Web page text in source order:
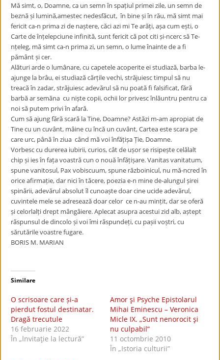
Mă simt, o, Doamne, ca un semn în spațiul primei zile, un semn de
beznă și lumină,amestec nedesfăcut, în bine și în rău, mă simt mai
fericit ca-n prima zi de naștere, căci azi mi Te arăți, așa cum ești, o
Carte de înțelepciune infinită, sunt fericit că pot citi și-ncerc să Te-
nțeleg, mă simt ca-n prima zi, un semn, o lume înainte de a fi
pământ și cer.
Alături arde o lumânare, cu capetele acoperite ei studiază, barba le-
ajunge la brâu, ei studiază cărțile vechi, străjuiesc timpul să nu
treacă în zadar, străjuiesc adevărul să nu poată fi falsificat, fără
barbă ar semăna cu niște copii, ochii lor privesc înlăuntru pentru ca
noi să putem privi în afară.
Cum să ajung fără scară la Tine, Doamne? Astăzi m-am apropiat de
Tine cu un cuvânt, mâine cu încă un cuvânt, Cartea este scara pe
care urc, până în ziua când mă voi înfățișa Ție, Doamne.
Vorbesc cu durerea iubirii, curios, cât de ușor se risipește celălalt
chip și ies în fața voastră cun o nouă înfățișare. Vanitas vanitatum,
spune vanitosul, Pax vobiscuum, spune războinicul, nu mă-ncred în
orice afirmație, dar nici în tăcere, poezia e-n mine de-alungul șirei
spinării, adevărul absolut îl cunoaște doar cine ucide adevărul,
cuvintele mele se adresează doar celor ce n-au mințit, dar se oferă
și celorlalți drept mângâiere. Aplecat asupra acestui zid alb, aștept
răspunsul de dincolo și voi îmi răspundeți, cu pașii voștri, cu
sărutările voastre fugare.
BORIS M. MARIAN
Similare
O scrisoare care și-a
pierdut fostul destinatar.
Dragă trecutule
16 februarie 2022
În „lnvitaţie la lectură”
Amor şi Psyche Epistolarul
Mihai Eminescu – Veronica
Micle IX. „Sunt nenorocit şi
nu culpabil”
11 octombrie 2010
În „Istoria culturii”